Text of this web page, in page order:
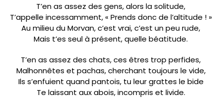
T’en as assez des gens, alors la solitude,
T’appelle incessamment, « Prends donc de l’altitude ! »
Au milieu du Morvan, c’est vrai, c’est un peu rude,
Mais t’es seul à présent, quelle béatitude.
T’en as assez des chats, ces êtres trop perfides,
Malhonnêtes et pachas, cherchant toujours le vide,
Ils s’enfuient quand pantois, tu leur grattes le bide
Te laissant aux abois, incompris et livide.